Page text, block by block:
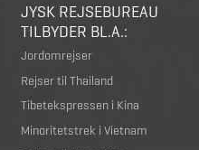
JYSK REJSEBUREAU
TILBYDER BL.A.:
Jordomrejser
Rejser til Thailand
Tibetekspressen i Kina
Minoritetstrek i Vietnam